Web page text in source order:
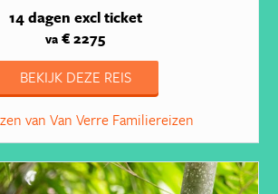
14 dagen excl ticket
va € 2275
BEKIJK DEZE REIS
van Van Verre Familiereizen